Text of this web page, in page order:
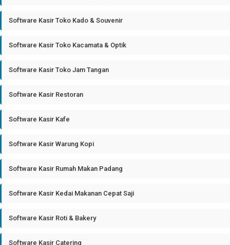
Software Kasir Toko Kado & Souvenir
Software Kasir Toko Kacamata & Optik
Software Kasir Toko Jam Tangan
Software Kasir Restoran
Software Kasir Kafe
Software Kasir Warung Kopi
Software Kasir Rumah Makan Padang
Software Kasir Kedai Makanan Cepat Saji
Software Kasir Roti & Bakery
Software Kasir Catering